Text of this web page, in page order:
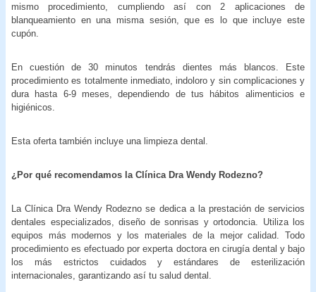
mismo procedimiento, cumpliendo así con 2 aplicaciones de
blanqueamiento en una misma sesión, que es lo que incluye este
cupón.
En cuestión de 30 minutos tendrás dientes más blancos. Este
procedimiento es totalmente inmediato, indoloro y sin complicaciones y
dura hasta 6-9 meses, dependiendo de tus hábitos alimenticios e
higiénicos.
Esta oferta también incluye una limpieza dental.
¿Por qué recomendamos la Clínica Dra Wendy Rodezno?
La Clínica Dra Wendy Rodezno se dedica a la prestación de servicios
dentales especializados, diseño de sonrisas y ortodoncia. Utiliza los
equipos más modernos y los materiales de la mejor calidad. Todo
procedimiento es efectuado por experta doctora en cirugía dental y bajo
los más estrictos cuidados y estándares de esterilización
internacionales, garantizando así tu salud dental.